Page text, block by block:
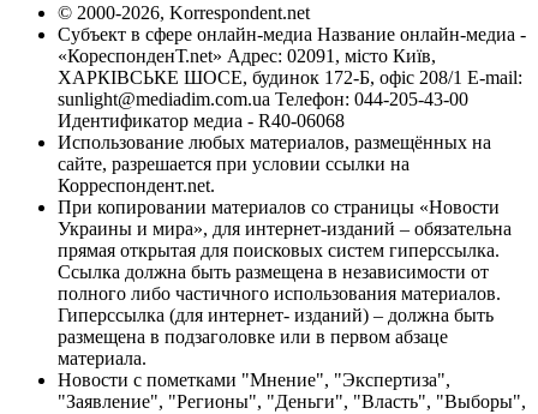
© 2000-2026, Korrespondent.net
Субъект в сфере онлайн-медиа Название онлайн-медиа -
«КореспонденТ.net» Адрес: 02091, місто Київ,
ХАРКІВСЬКЕ ШОСЕ, будинок 172-Б, офіс 208/1 E-mail:
sunlight@mediadim.com.ua Телефон: 044-205-43-00
Идентификатор медиа - R40-06068
Использование любых материалов, размещённых на
сайте, разрешается при условии ссылки на
Корреспондент.net.
При копировании материалов со страницы «Новости
Украины и мира», для интернет-изданий – обязательна
прямая открытая для поисковых систем гиперссылка.
Ссылка должна быть размещена в независимости от
полного либо частичного использования материалов.
Гиперссылка (для интернет- изданий) – должна быть
размещена в подзаголовке или в первом абзаце
материала.
Новости с пометками "Мнение", "Экспертиза",
"Заявление", "Регионы", "Деньги", "Власть", "Выборы",